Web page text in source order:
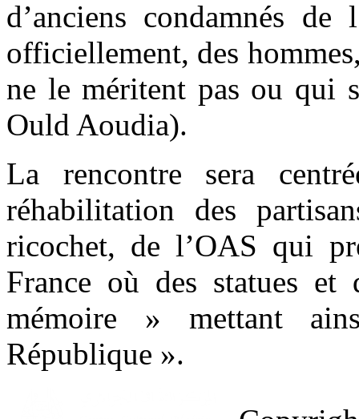
d’anciens condamnés
officiellement, des
ne le méritent pas ou qui
Ould Aoudia).
La rencontre sera
réhabilitation des
ricochet, de l’OAS qui
France où des statues
mémoire » mettant
République ».